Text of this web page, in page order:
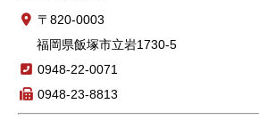
〒820-0003
福岡県飯塚市立岩1730-5
0948-22-0071
0948-23-8813